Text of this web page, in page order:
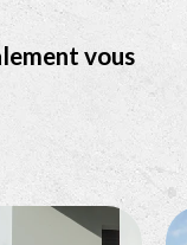
vous